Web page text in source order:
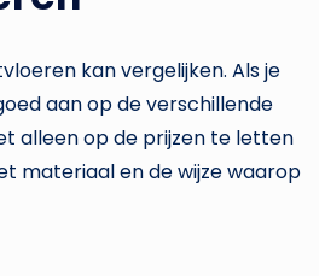
kan vergelijken. Als je
aan op de verschillende
alleen op de prijzen te letten
materiaal en de wijze waarop